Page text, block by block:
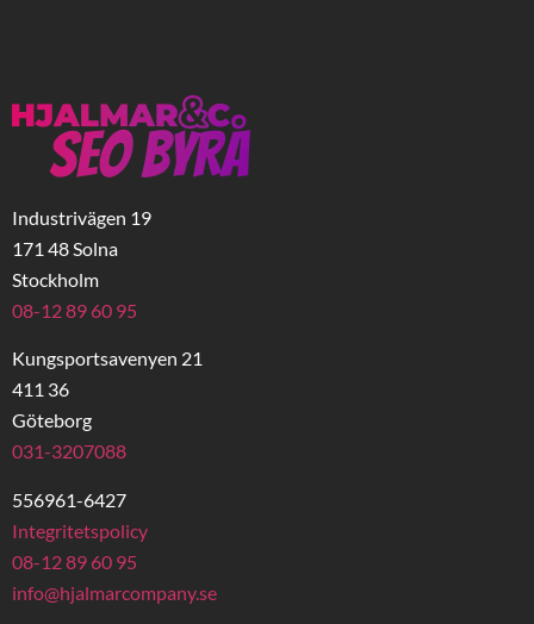
Industrivägen 19
171 48 Solna
Stockholm
08-12 89 60 95
Kungsportsavenyen 21
411 36
Göteborg
031-3207088
556961-6427
Integritetspolicy
08-12 89 60 95
info@hjalmarcompany.se